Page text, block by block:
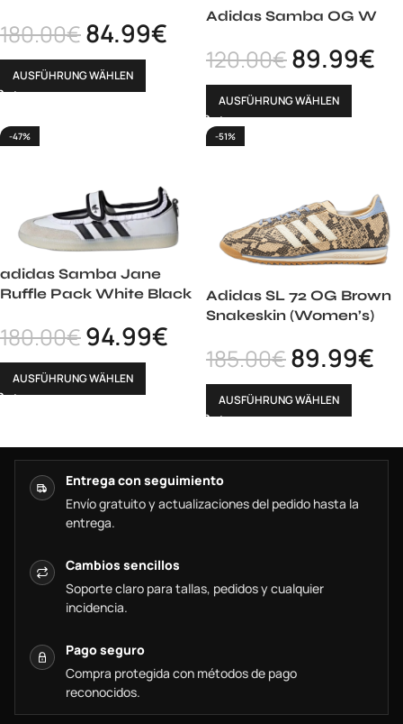
180.00€84.99€
AUSFÜHRUNG WÄHLEN
Adidas Samba OG W
120.00€89.99€
AUSFÜHRUNG WÄHLEN
-47%
adidas Samba Jane
Ruffle Pack White Black
180.00€94.99€
AUSFÜHRUNG WÄHLEN
-51%
Adidas SL 72 OG Brown
Snakeskin (Women’s)
185.00€89.99€
AUSFÜHRUNG WÄHLEN
Entrega con seguimiento
Envío gratuito y actualizaciones del pedido hasta la
entrega.
Cambios sencillos
Soporte claro para tallas, pedidos y cualquier
incidencia.
Pago seguro
Compra protegida con métodos de pago
reconocidos.